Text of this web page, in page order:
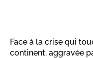
Face à la crise qui
continent, aggravée